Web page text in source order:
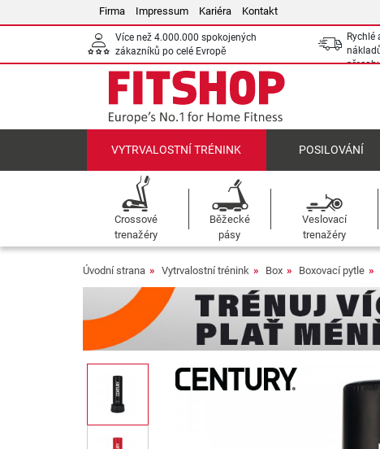
Firma Impressum Kariéra Kontakt
Více než 4.000.000 spokojených
zákazníků po celé Evropě
Rychlé
VYTRVALOSTNÍ TRÉNINK POSILOVÁNÍ
Crossové
trenažéry
Běžecké
pásy
Veslovací
trenažéry
Úvodní strana Vytrvalostní trénink Box Boxovací pytle